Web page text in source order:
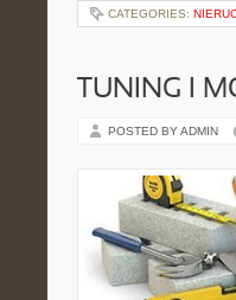
CATEGORIES:
TUNING I
POSTED BY ADMIN